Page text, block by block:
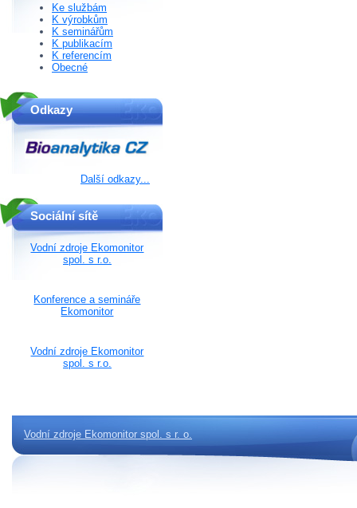
Ke službám
K výrobkům
K seminářům
K publikacím
K referencím
Obecné
Odkazy
Další odkazy...
Sociální sítě
Vodní zdroje Ekomonitor
spol. s r.o.
Konference a semináře
Ekomonitor
Vodní zdroje Ekomonitor
spol. s r.o.
Vodní zdroje Ekomonitor spol. s r. o.